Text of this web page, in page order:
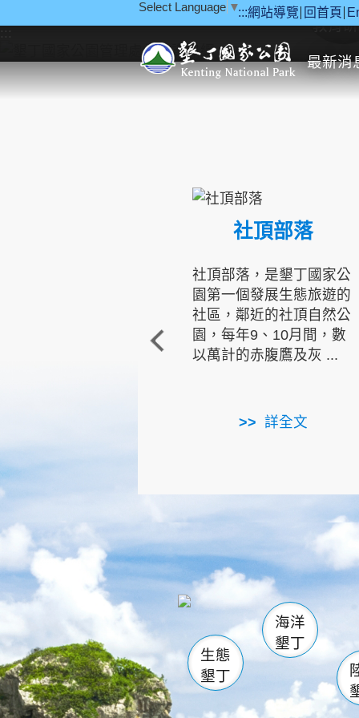
:::網站導覽 回首頁
Select Language ▼
最新消
::: 教育
社頂部落
社頂部落，是墾丁國家公
園第一個發展生態旅遊的
社區，鄰近的社頂自然公
園，每年9、10月間，數
以萬計的赤腹鷹及灰 ...
詳全文
龜山 海生館
恆春
龍鑾潭自
瓊麻館
關山
白砂
生態
墾丁
海洋
墾丁